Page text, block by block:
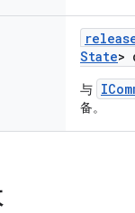
State>
与
备。